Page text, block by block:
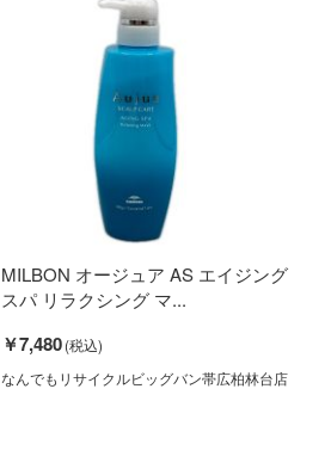
MILBON オージュア AS エイジング
スパ リラクシング マ...
￥7,480
なんでもリサイクルビッグバン帯広柏林台店